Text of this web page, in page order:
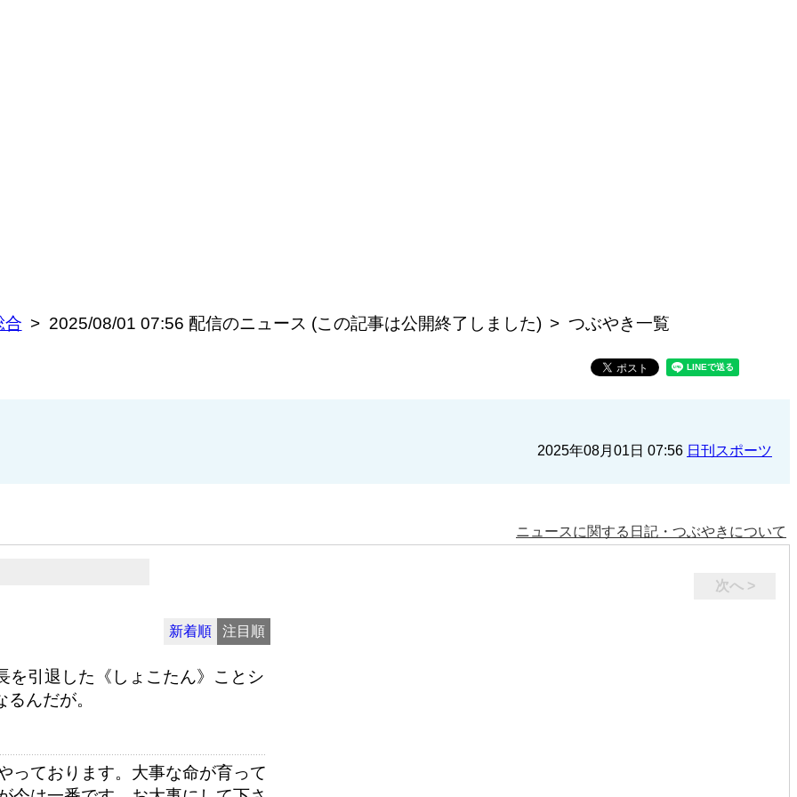
合 2025/08/01 07:56 配信のニュース (この記事は公開終了しました) つぶやき一覧
2025年08月01日 07:56 日刊スポーツ
ニュースに関する日記・つぶやきについて
次へ >
新着順 注目順
を引退した《しょこたん》ことシ
んだが。
っております。大事な命が育って